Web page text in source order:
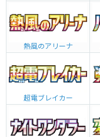
熱風のアリーナ
超電ブレイカー